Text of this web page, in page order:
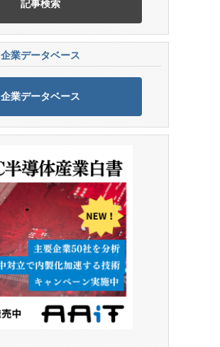
記事検索
企業データベース
企業データベース